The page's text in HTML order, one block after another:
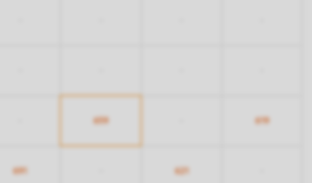
659 619
691 621